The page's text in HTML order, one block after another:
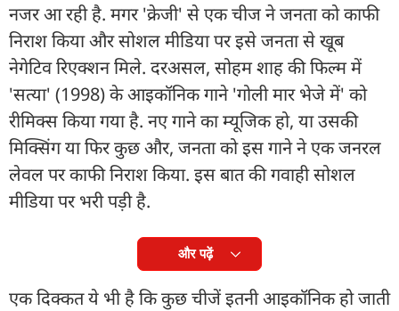
नजर आ रही है. मगर 'क्रेजी' से एक चीज ने जनता को काफी
निराश किया और सोशल मीडिया पर इसे जनता से खूब
नेगेटिव रिएक्शन मिले. दरअसल, सोहम शाह की फिल्म में
'सत्या' (1998) के आइकॉनिक गाने 'गोली मार भेजे में' को
रीमिक्स किया गया है. नए गाने का म्यूजिक हो, या उसकी
मिक्सिंग या फिर कुछ और, जनता को इस गाने ने एक जनरल
लेवल पर काफी निराश किया. इस बात की गवाही सोशल
मीडिया पर भरी पड़ी है.
और पढ़ें
एक दिक्कत ये भी है कि कुछ चीजें इतनी आइकॉनिक हो जाती